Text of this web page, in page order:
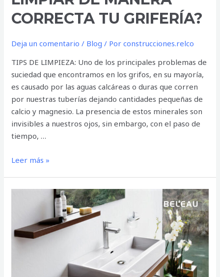
CORRECTA TU GRIFERÍA?
Deja un comentario / Blog / Porconstrucciones.relco
TIPS DE LIMPIEZA: Uno de los principales problemas de
suciedad que encontramos en los grifos, en su mayoría,
es causado por las aguas calcáreas o duras que corren
por nuestras tuberías dejando cantidades pequeñas de
calcio y magnesio. La presencia de estos minerales son
invisibles a nuestros ojos, sin embargo, con el paso de
tiempo, …
Leer más »
ESCOGER
TU
GRIFERIA